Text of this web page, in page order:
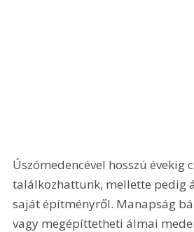
Úszómedencével hosszú évekig
találkozhattunk, mellette pedig
saját építményről. Manapság
vagy megépíttetheti álmai